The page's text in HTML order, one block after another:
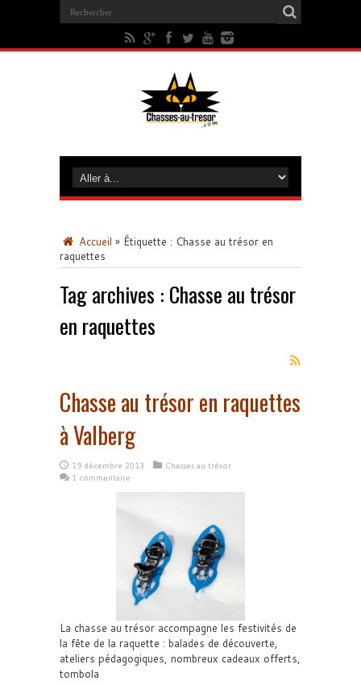
Accueil » Étiquette : Chasse au trésor en
raquettes
Tag archives : Chasse au trésor
en raquettes
Chasse au trésor en raquettes
à Valberg
19 décembre 2013
Chasses au trésor
1 commentaire
La chasse au trésor accompagne les festivités de
la fête de la raquette : balades de découverte,
ateliers pédagogiques, nombreux cadeaux offerts,
tombola